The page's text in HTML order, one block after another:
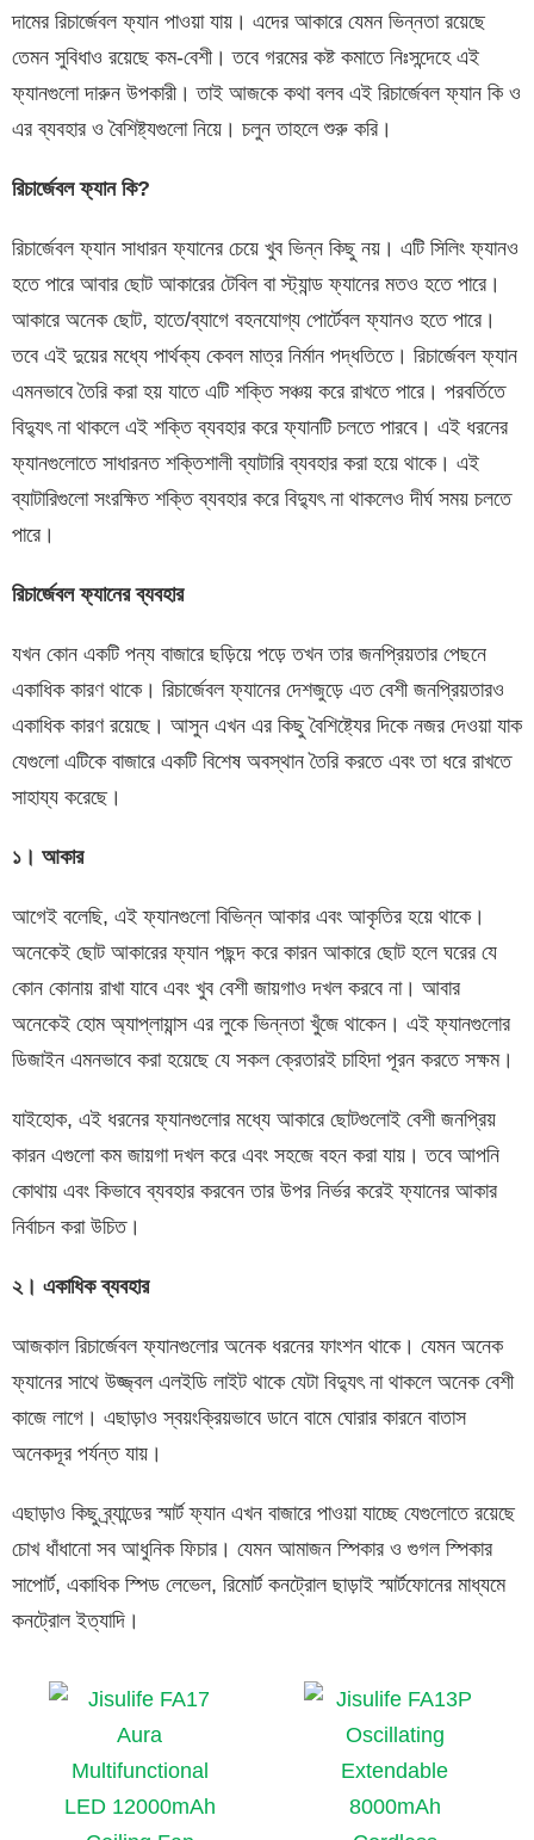
দামের রিচার্জেবল ফ্যান পাওয়া যায়। এদের আকারে যেমন ভিন্নতা রয়েছে
তেমন সুবিধাও রয়েছে কম-বেশী। তবে গরমের কষ্ট কমাতে নিঃসন্দেহে এই
ফ্যানগুলো দারুন উপকারী। তাই আজকে কথা বলব এই রিচার্জেবল ফ্যান কি ও
এর ব্যবহার ও বৈশিষ্ট্যগুলো নিয়ে। চলুন তাহলে শুরু করি।
রিচার্জেবল ফ্যান কি?
রিচার্জেবল ফ্যান সাধারন ফ্যানের চেয়ে খুব ভিন্ন কিছু নয়। এটি সিলিং ফ্যানও
হতে পারে আবার ছোট আকারের টেবিল বা স্ট্যান্ড ফ্যানের মতও হতে পারে।
আকারে অনেক ছোট, হাতে/ব্যাগে বহনযোগ্য পোর্টেবল ফ্যানও হতে পারে।
তবে এই দুয়ের মধ্যে পার্থক্য কেবল মাত্র নির্মান পদ্ধতিতে। রিচার্জেবল ফ্যান
এমনভাবে তৈরি করা হয় যাতে এটি শক্তি সঞ্চয় করে রাখতে পারে। পরবর্তিতে
বিদ্যুৎ না থাকলে এই শক্তি ব্যবহার করে ফ্যানটি চলতে পারবে। এই ধরনের
ফ্যানগুলোতে সাধারনত শক্তিশালী ব্যাটারি ব্যবহার করা হয়ে থাকে। এই
ব্যাটারিগুলো সংরক্ষিত শক্তি ব্যবহার করে বিদ্যুৎ না থাকলেও দীর্ঘ সময় চলতে
পারে।
রিচার্জেবল ফ্যানের ব্যবহার
যখন কোন একটি পন্য বাজারে ছড়িয়ে পড়ে তখন তার জনপ্রিয়তার পেছনে
একাধিক কারণ থাকে। রিচার্জেবল ফ্যানের দেশজুড়ে এত বেশী জনপ্রিয়তারও
একাধিক কারণ রয়েছে। আসুন এখন এর কিছু বৈশিষ্ট্যের দিকে নজর দেওয়া যাক
যেগুলো এটিকে বাজারে একটি বিশেষ অবস্থান তৈরি করতে এবং তা ধরে রাখতে
সাহায্য করেছে।
১। আকার
আগেই বলেছি, এই ফ্যানগুলো বিভিন্ন আকার এবং আকৃতির হয়ে থাকে।
অনেকেই ছোট আকারের ফ্যান পছন্দ করে কারন আকারে ছোট হলে ঘরের যে
কোন কোনায় রাখা যাবে এবং খুব বেশী জায়গাও দখল করবে না। আবার
অনেকেই হোম অ্যাপ্লায়ান্স এর লুকে ভিন্নতা খুঁজে থাকেন। এই ফ্যানগুলোর
ডিজাইন এমনভাবে করা হয়েছে যে সকল ক্রেতারই চাহিদা পূরন করতে সক্ষম।
যাইহোক, এই ধরনের ফ্যানগুলোর মধ্যে আকারে ছোটগুলোই বেশী জনপ্রিয়
কারন এগুলো কম জায়গা দখল করে এবং সহজে বহন করা যায়। তবে আপনি
কোথায় এবং কিভাবে ব্যবহার করবেন তার উপর নির্ভর করেই ফ্যানের আকার
নির্বাচন করা উচিত।
২। একাধিক ব্যবহার
আজকাল রিচার্জেবল ফ্যানগুলোর অনেক ধরনের ফাংশন থাকে। যেমন অনেক
ফ্যানের সাথে উজ্জ্বল এলইডি লাইট থাকে যেটা বিদ্যুৎ না থাকলে অনেক বেশী
কাজে লাগে। এছাড়াও স্বয়ংক্রিয়ভাবে ডানে বামে ঘোরার কারনে বাতাস
অনেকদূর পর্যন্ত যায়।
এছাড়াও কিছু ব্র্যান্ডের স্মার্ট ফ্যান এখন বাজারে পাওয়া যাচ্ছে যেগুলোতে রয়েছে
চোখ ধাঁধানো সব আধুনিক ফিচার। যেমন আমাজন স্পিকার ও গুগল স্পিকার
সাপোর্ট, একাধিক স্পিড লেভেল, রিমোর্ট কনট্রোল ছাড়াই স্মার্টফোনের মাধ্যমে
কনট্রোল ইত্যাদি।